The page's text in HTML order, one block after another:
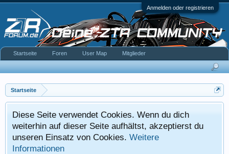
Anmelden oder registrieren
Startseite
Diese Seite verwendet Cookies. Wenn du dich
weiterhin auf dieser Seite aufhältst, akzeptierst du
unseren Einsatz von Cookies. Weitere
Informationen
Startseite Foren User Map Mitglieder